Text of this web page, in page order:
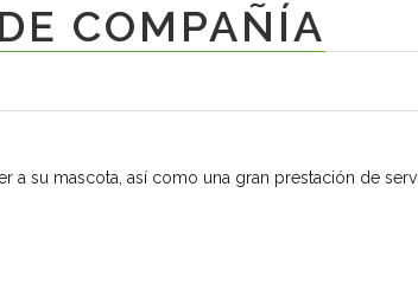
COMPAÑÍA
su mascota, así como una gran prestación de